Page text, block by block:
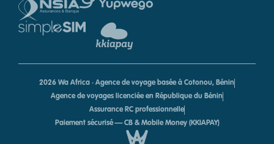
2026 Wa Africa · Agence de voyage basée à Cotonou, Bénin
Agence de voyages licenciée en République du Bénin
Assurance RC professionnelle
Paiement sécurisé — CB & Mobile Money (KKIAPAY)